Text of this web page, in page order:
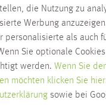
die Nutzung zu
Werbung
personalisierte als auch
Sie optionale
werden. Wenn Sie
möchten klicken Sie
sowie bei